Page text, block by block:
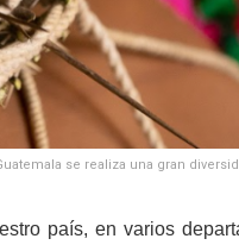
se realiza una gran
país, en varios